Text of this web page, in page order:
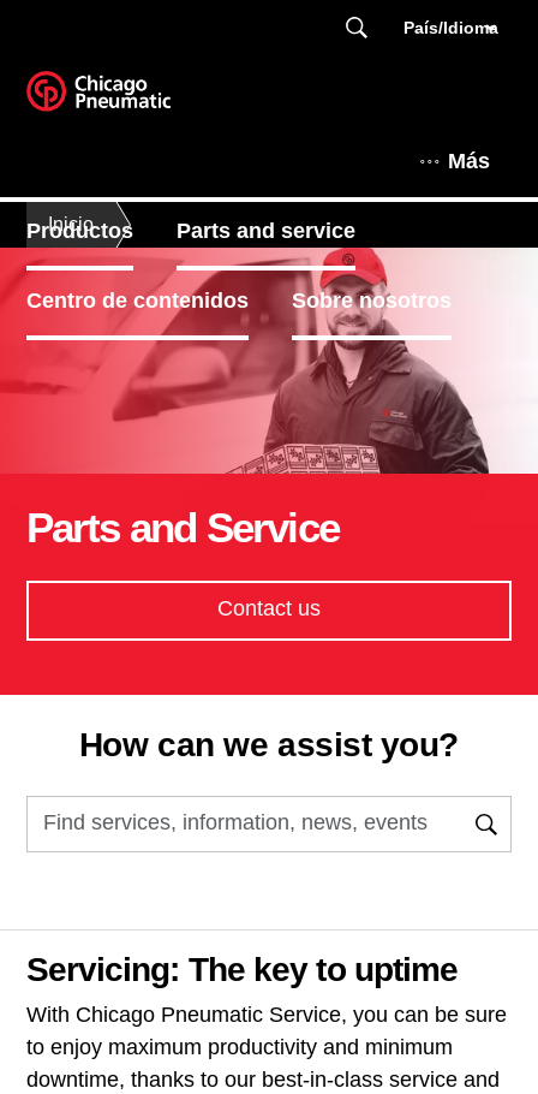
País/Idioma
Más
Productos Parts and service
Centro de contenidos Sobre nosotros
Inicio
Parts and Service
Contact us
How can we assist you?
Servicing: The key to uptime
With Chicago Pneumatic Service, you can be sure
to enjoy maximum productivity and minimum
downtime, thanks to our best-in-class service and